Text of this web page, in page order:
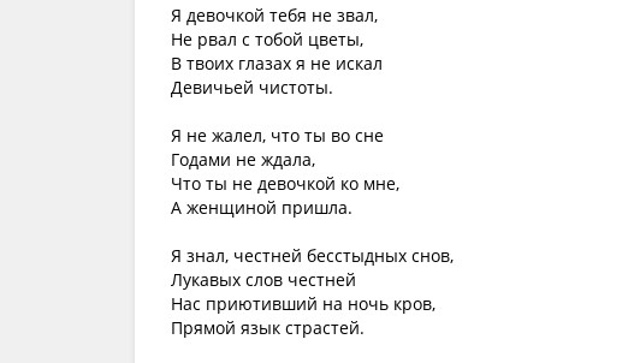
Я девочкой тебя не звал,
Не рвал с тобой цветы,
В твоих глазах я не искал
Девичьей чистоты.
Я не жалел, что ты во сне
Годами не ждала,
Что ты не девочкой ко мне,
А женщиной пришла.
Я знал, честней бесстыдных снов,
Лукавых слов честней
Нас приютивший на ночь кров,
Прямой язык страстей.